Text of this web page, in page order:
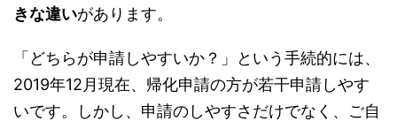
きな違いがあります。
「どちらが申請しやすいか？」という手続的には、
2019年12月現在、帰化申請の方が若干申請しやす
いです。しかし、申請のしやすさだけでなく、ご自